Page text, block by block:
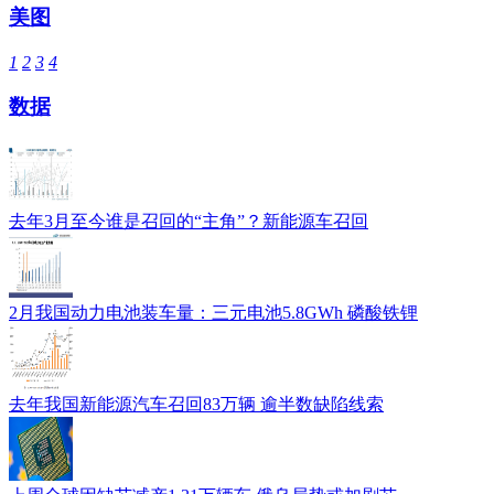
美图
1 2 3 4
数据
去年3月至今谁是召回的“主角”？新能源车召回
2月我国动力电池装车量：三元电池5.8GWh 磷酸铁锂
去年我国新能源汽车召回83万辆 逾半数缺陷线索